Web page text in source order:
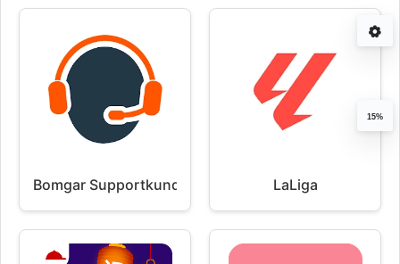
Bomgar Supportkunden-Client LaLiga
15%